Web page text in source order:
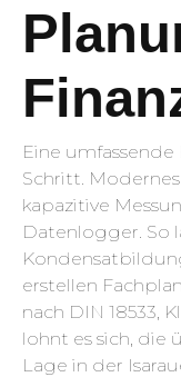
Eine umfassende
Schritt.
kapazitive
Datenlogger. So
erstellen
nach DIN 18533,
lohnt es sich, die
Lage in der